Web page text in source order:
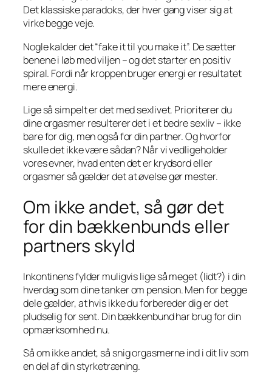
Det klassiske paradoks, der hver gang viser sig at
virke begge veje.
Nogle kalder det “fake it til you make it”. De sætter
benene i løb med viljen – og det starter en positiv
spiral. Fordi når kroppen bruger energi er resultatet
mere energi.
Lige så simpelt er det med sexlivet. Prioriterer du
dine orgasmer resulterer det i et bedre sexliv – ikke
bare for dig, men også for din partner. Og hvorfor
skulle det ikke være sådan? Når vi vedligeholder
vores evner, hvad enten det er krydsord eller
orgasmer så gælder det at øvelse gør mester.
Om ikke andet, så gør det
for din bækkenbunds eller
partners skyld
Inkontinens fylder muligvis lige så meget (lidt?) i din
hverdag som dine tanker om pension. Men for begge
dele gælder, at hvis ikke du forbereder dig er det
pludselig for sent. Din bækkenbund har brug for din
opmærksomhed nu.
Så om ikke andet, så snig orgasmerne ind i dit liv som
en del af din styrketræning.